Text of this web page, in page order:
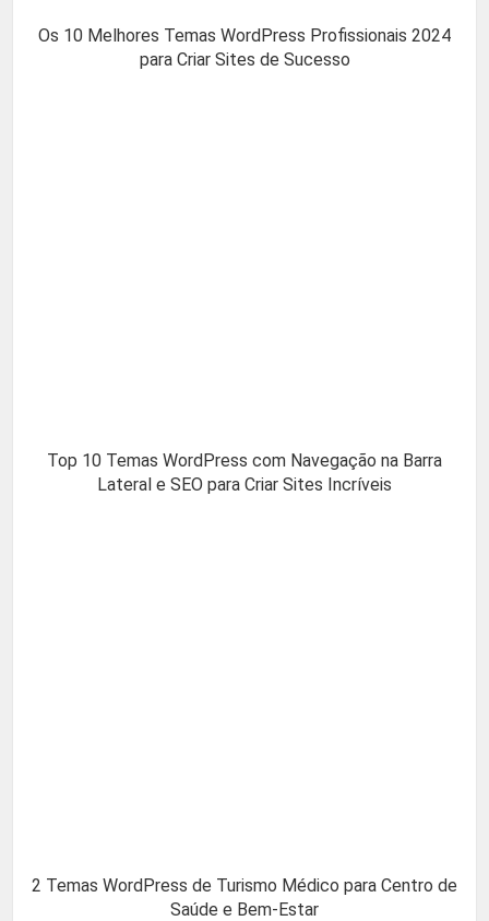
Os 10 Melhores Temas WordPress Profissionais 2024
para Criar Sites de Sucesso
Top 10 Temas WordPress com Navegação na Barra
Lateral e SEO para Criar Sites Incríveis
2 Temas WordPress de Turismo Médico para Centro de
Saúde e Bem-Estar